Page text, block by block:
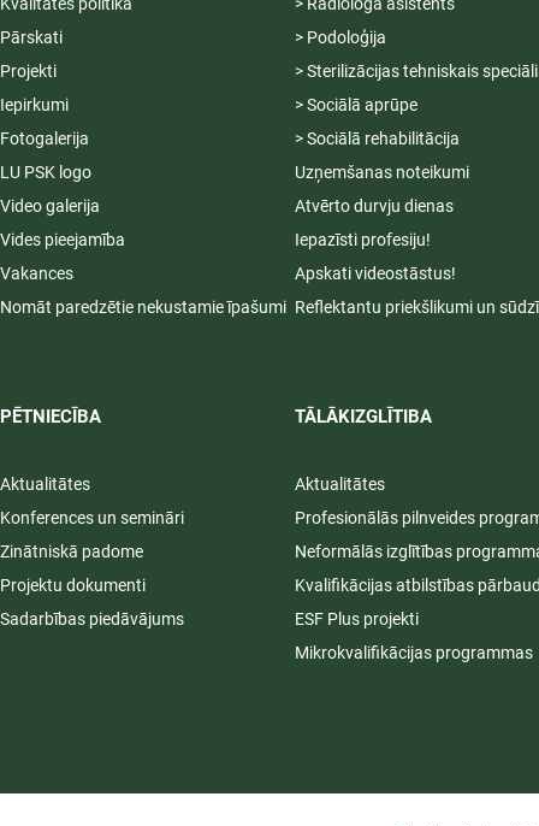
Kvalitātes politika
Pārskati
Projekti
Iepirkumi
Fotogalerija
LU PSK logo
Video galerija
Vides pieejamība
Vakances
Nomāt paredzētie nekustamie īpašumi
PĒTNIECĪBA
Aktualitātes
Konferences un semināri
Zinātniskā padome
Projektu dokumenti
Sadarbības piedāvājums
> Radiologa asistents
> Podoloģija
> Sterilizācijas tehniskais
> Sociālā aprūpe
> Sociālā rehabilitācija
Uzņemšanas noteikumi
Atvērto durvju dienas
Iepazīsti profesiju!
Apskati videostāstus!
Reflektantu priekšlikumi un
TĀLĀKIZGLĪTIBA
Aktualitātes
Profesionālās pilnveides
Neformālās izglītības
Kvalifikācijas atbilstības
ESF Plus projekti
Mikrokvalifikācijas programmas